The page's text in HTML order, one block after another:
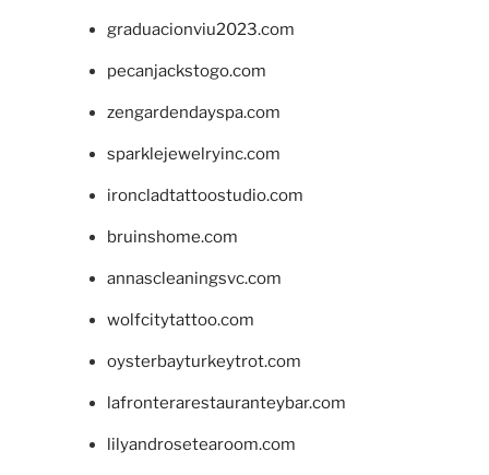
graduacionviu2023.com
pecanjackstogo.com
zengardendayspa.com
sparklejewelryinc.com
ironcladtattoostudio.com
bruinshome.com
annascleaningsvc.com
wolfcitytattoo.com
oysterbayturkeytrot.com
lafronterarestauranteybar.com
lilyandrosetearoom.com